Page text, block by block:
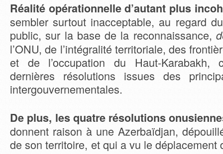
Réalité opérationnelle d’autant plus
sembler surtout inacceptable, au regard
public, sur la base de la reconnaissance,
l’ONU, de l’intégralité territoriale, des
et de l’occupation du Haut-Karabakh,
dernières résolutions issues des
intergouvernementales.
De plus, les quatre résolutions
donnent raison à une Azerbaïdjan,
de son territoire, et qui a vu le déplacement